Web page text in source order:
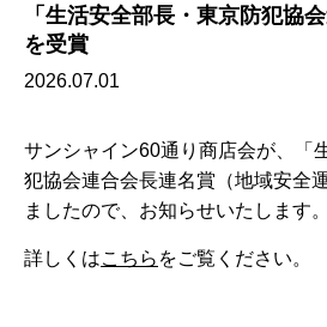
「生活安全部長・東京防犯協
を受賞
2026.07.01
サンシャイン60通り商店会が、「
犯協会連合会長連名賞（地域安全
ましたので、お知らせいたします。
詳しくはこちら をご覧ください。